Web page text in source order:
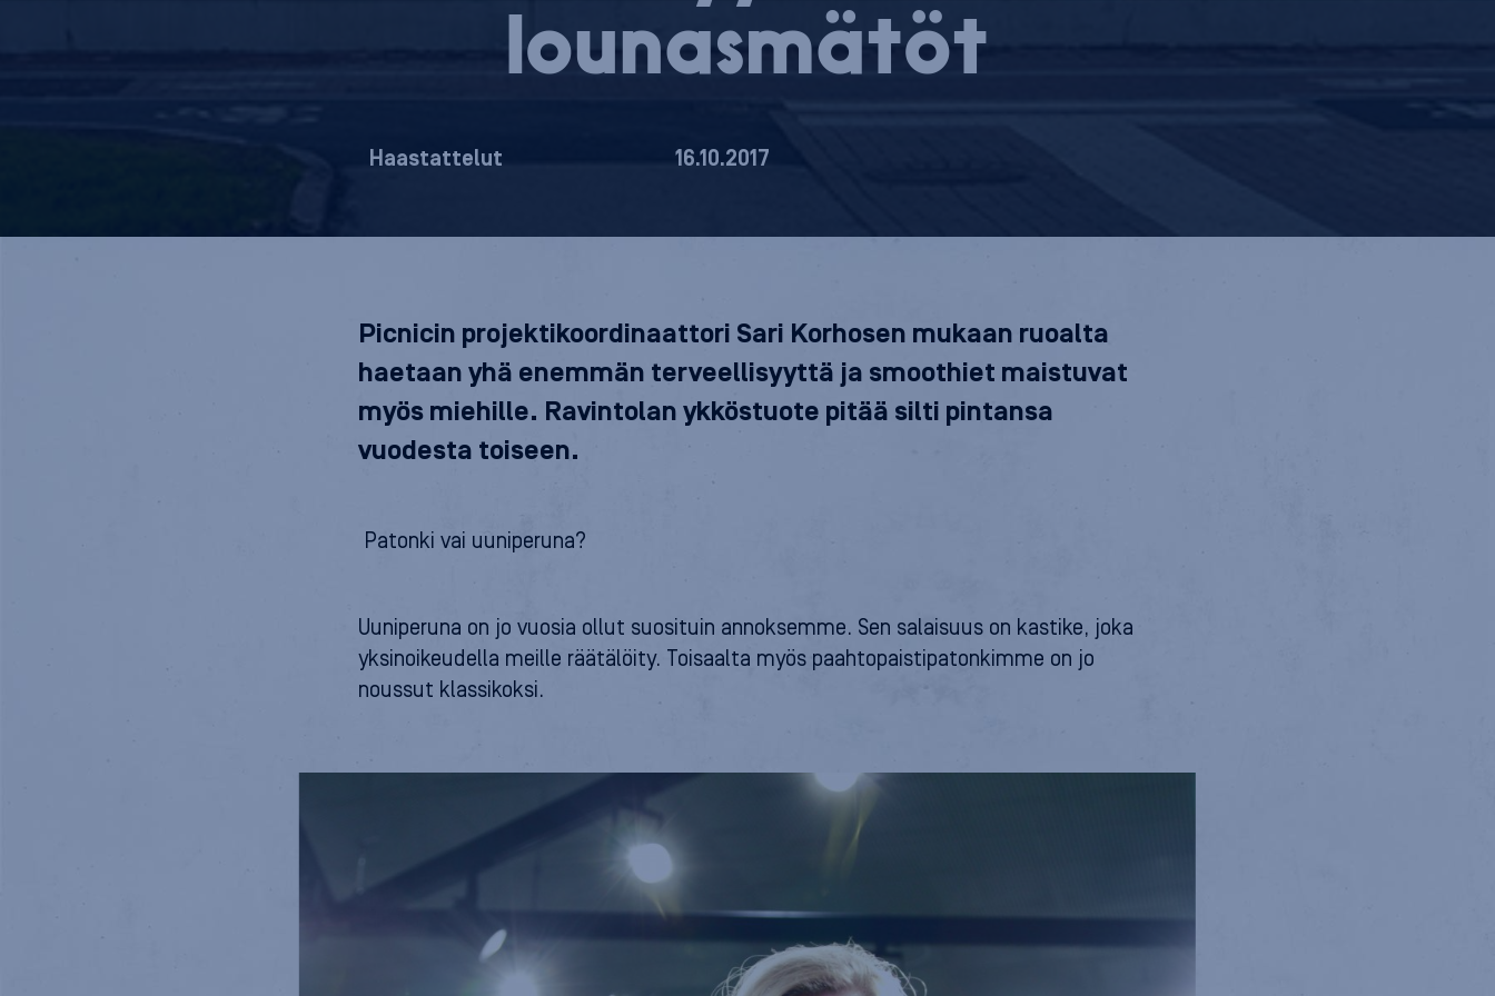
lounasmätöt
Haastattelut 16.10.2017
Picnicin projektikoordinaattori Sari Korhosen mukaan ruoalta
haetaan yhä enemmän terveellisyyttä ja smoothiet maistuvat
myös miehille. Ravintolan ykköstuote pitää silti pintansa
vuodesta toiseen.
Patonki vai uuniperuna?
Uuniperuna on jo vuosia ollut suosituin annoksemme. Sen salaisuus on kastike, joka
yksinoikeudella meille räätälöity. Toisaalta myös paahtopaistipatonkimme on jo
noussut klassikoksi.